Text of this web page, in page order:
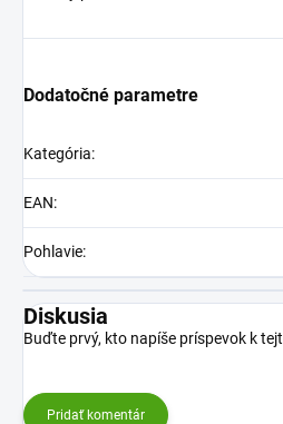
Dodatočné parametre
Kategória:
EAN:
Pohlavie:
Diskusia
Buďte prvý, kto napíše príspevok k
Pridať komentár